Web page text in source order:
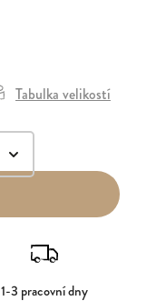
Tabulka velikostí
1-3 pracovní dny